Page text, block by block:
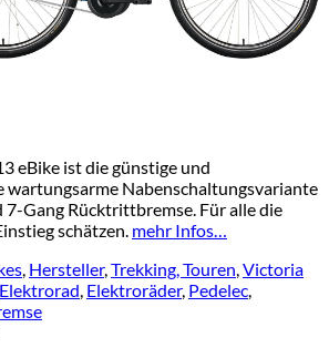
eBike ist die günstige und
wartungsarme Nabenschaltungsvariante
Gang Rücktrittbremse. Für alle die
schätzen. mehr Infos…
, Hersteller,Trekking, Touren,Victoria
Elektrorad, Elektroräder, Pedelec,